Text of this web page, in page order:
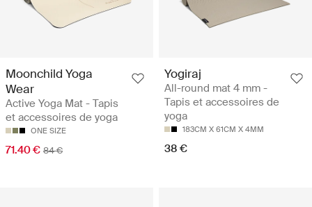
Moonchild Yoga
Wear
Active Yoga Mat - Tapis
et accessoires de yoga
ONE SIZE
71.40 € 84 €
Yogiraj
All-round mat 4 mm -
Tapis et accessoires de
yoga
183CM X 61CM X 4MM
38 €